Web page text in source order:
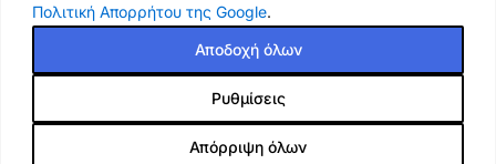
Πολιτική Απορρήτου της Google.
Ρυθμίσεις
Απόρριψη όλων
Αποδοχή όλων
Copyright 2025 Powered by ThikiShop.
Ασύρματος δέκτης Bluetooth &